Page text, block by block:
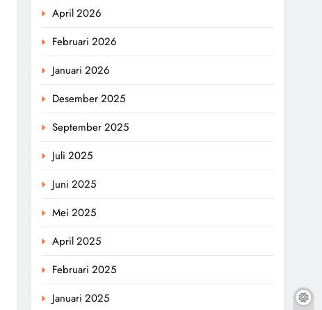
April 2026
Februari 2026
Januari 2026
Desember 2025
September 2025
Juli 2025
Juni 2025
Mei 2025
April 2025
Februari 2025
Januari 2025